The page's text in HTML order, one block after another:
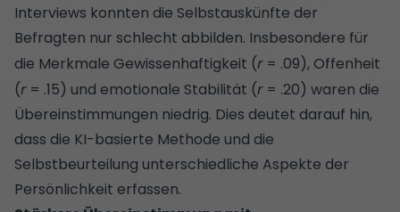
Interviews konnten die Selbstauskünfte der
Befragten nur schlecht abbilden. Insbesondere für
die Merkmale Gewissenhaftigkeit (r= .09), Offenheit
(r= .15) und emotionale Stabilität (r = .20) waren die
Übereinstimmungen niedrig. Dies deutet darauf hin,
dass die KI-basierte Methode und die
Selbstbeurteilung unterschiedliche Aspekte der
Persönlichkeit erfassen.